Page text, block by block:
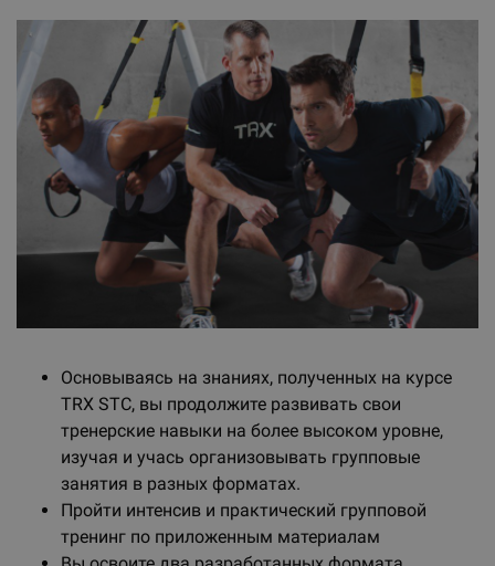
Основываясь на знаниях, полученных на курсе
TRX STC, вы продолжите развивать свои
тренерские навыки на более высоком уровне,
изучая и учась организовывать групповые
занятия в разных форматах.
Пройти интенсив и практический групповой
тренинг по приложенным материалам